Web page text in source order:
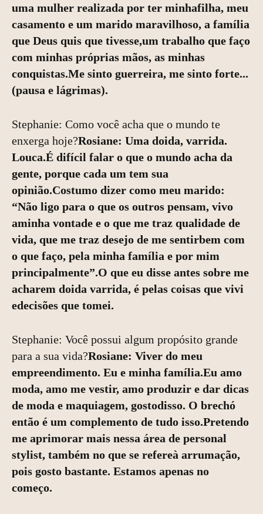
uma mulher realizada por ter minhafilha, meu
casamento e um marido maravilhoso, a família
que Deus quis que tivesse,um trabalho que faço
com minhas próprias mãos, as minhas
conquistas.Me sinto guerreira, me sinto forte...
(pausa e lágrimas).
Stephanie: Como você acha que o mundo te
enxerga hoje?Rosiane: Uma doida, varrida.
Louca.É difícil falar o que o mundo acha da
gente, porque cada um tem sua
opinião.Costumo dizer como meu marido:
“Não ligo para o que os outros pensam, vivo
aminha vontade e o que me traz qualidade de
vida, que me traz desejo de me sentirbem com
o que faço, pela minha família e por mim
principalmente”.O que eu disse antes sobre me
acharem doida varrida, é pelas coisas que vivi
edecisões que tomei.
Stephanie: Você possui algum propósito grande
para a sua vida?Rosiane: Viver do meu
empreendimento. Eu e minha família.Eu amo
moda, amo me vestir, amo produzir e dar dicas
de moda e maquiagem, gostodisso. O brechó
então é um complemento de tudo isso.Pretendo
me aprimorar mais nessa área de personal
stylist, também no que se refereà arrumação,
pois gosto bastante. Estamos apenas no
começo.